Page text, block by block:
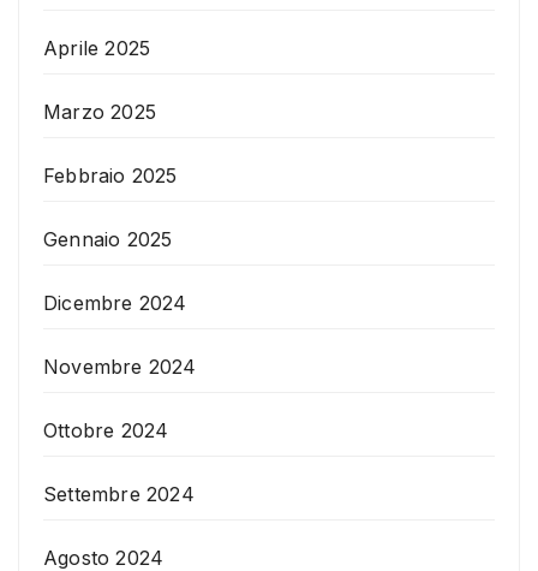
Aprile 2025
Marzo 2025
Febbraio 2025
Gennaio 2025
Dicembre 2024
Novembre 2024
Ottobre 2024
Settembre 2024
Agosto 2024